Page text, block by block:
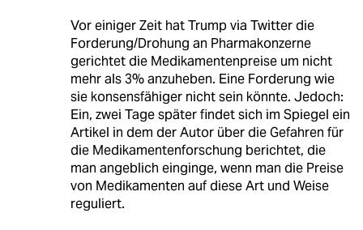
Vor einiger Zeit hat Trump via Twitter die
Forderung/Drohung an Pharmakonzerne
gerichtet die Medikamentenpreise um nicht
mehr als 3% anzuheben. Eine Forderung wie
sie konsensfähiger nicht sein könnte. Jedoch:
Ein, zwei Tage später findet sich im Spiegel ein
Artikel in dem der Autor über die Gefahren für
die Medikamentenforschung berichtet, die
man angeblich einginge, wenn man die Preise
von Medikamenten auf diese Art und Weise
reguliert.